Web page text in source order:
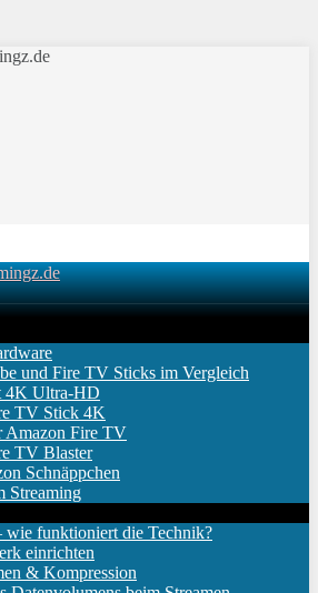
und Fire TV Sticks im Vergleich
4K Ultra-HD
TV Stick 4K
Amazon Fire TV
TV Blaster
Schnäppchen
Streaming
wie funktioniert die Technik?
einrichten
& Kompression